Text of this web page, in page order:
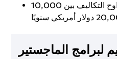
: تتراوح التكاليف بين 10,000
لبرامج الماجستير